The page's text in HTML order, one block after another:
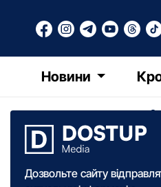
Новини
Дозвольте сайту
На